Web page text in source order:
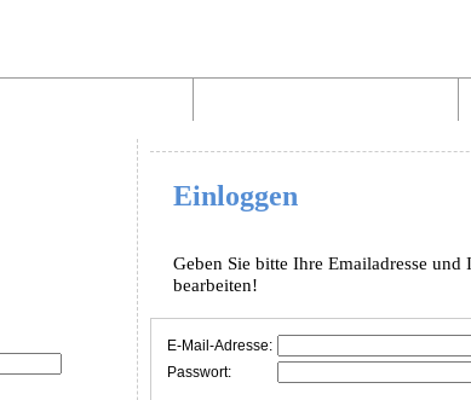
Einloggen
Geben Sie bitte Ihre Emailadresse
bearbeiten!
E-Mail-Adresse:
Passwort: